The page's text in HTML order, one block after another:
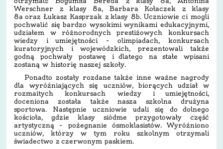
Werschner z klasy 8a, Barbara Kołaczek z klasy
8a oraz Łukasz Kasprzak z klasy 8b. Uczniowie ci mogli
pochwalić się bardzo wysokimi wynikami edukacyjnymi,
udziałem w różnorodnych prestiżowych konkursach
wiedzy i umiejętności – olimpiadach, konkursach
kuratoryjnych i wojewódzkich, prezentowali także
godną pochwały postawę i dlatego na stałe wpisani
zostaną w historię naszej szkoły.
Ponadto zostały rozdane także inne ważne nagrody
dla wyróżniających się uczniów, biorących udział w
rozmaitych konkursach wiedzy i umiejętności,
doceniona została także nasza szkolna drużyna
sportowa. Następnie uczniowie udali się do dolnego
kościoła, gdzie klasy siódme przygotowały część
artystyczną – pożegnanie ósmoklasistów. Wyróżniono
uczniów, którzy w tym roku szkolnym otrzymali
świadectwo z czerwonym paskiem.